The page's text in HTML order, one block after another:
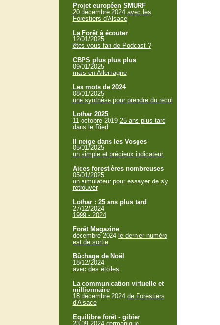
Projet européen SMURF
20 décembre 2024 avec les
Forestiers d'Alsace
La Forêt à écouter
12/01/2025
êtes vous fan de Podcast ?
CBPS plus plus plus
09/01/2025
mais en Allemagne
Les mots de 2024
08/01/2025
une synthèse pour prendre du recul
Lothar 2025
11 octobre 2019 25 ans plus tard
dans le Ried
Il neige dans les Vosges
05/01/2025
un simple et précieux indicateur
Aides forestières nombreuses
05/01/2025
un simulateur pour essayer de s'y
retrouver
Lothar : 25 ans plus tard
27/12/2024
1999 - 2024
Forêt Magazine
décembre 2024 le dernier numéro
est de sortie
Bûchage de Noël
18/12/2024
avec des étoiles
La communication virtuelle et
millionnaire
18 décembre 2024 de Forestiers
d'Alsace
Equilibre forêt - gibier
23-09-2024 germanique